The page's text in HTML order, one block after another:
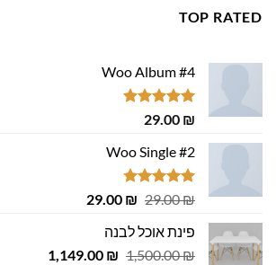
TOP RATED
Woo Album #4
דורג5.00
29.00 ₪
Woo Single #2
דורג4.75
29.00₪
המחיר
היה:
29.00 ₪.
29.00 ₪
המחיר
29.00 ₪.
פינת אוכל לבנה
1,500.00₪
המחיר
1,149.00 ₪
המחיר